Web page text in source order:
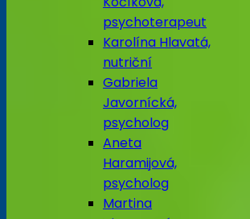
psychoterapeut
Karolína Hlavatá,
nutriční
Gabriela
Javornícká,
psycholog
Aneta
Haramijová,
psycholog
Martina